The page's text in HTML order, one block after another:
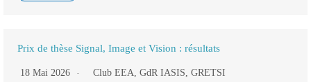
Prix de thèse Signal, Image et Vision : résultats
18 Mai 2026 Club EEA, GdR IASIS, GRETSI